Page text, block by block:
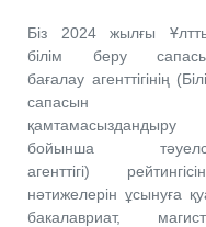
Біз 2024 жылғы
білім беру
бағалау агенттігінің
сапасын
қамтамасыздандыру
бойынша
агенттігі)
нәтижелерін ұсынуға
бакалавриат,